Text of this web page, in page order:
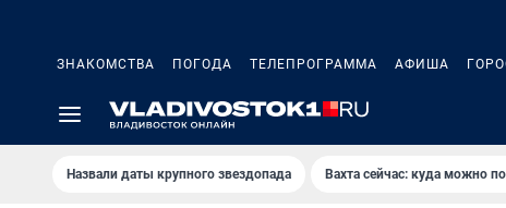
ЗНАКОМСТВА ПОГОДА ТЕЛЕПРОГРАММА АФИША
Назвали даты крупного звездопада Вахта сейчас: куда можно